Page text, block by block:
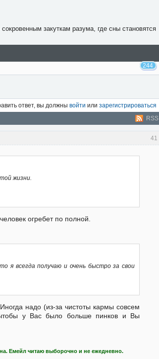
закуткам разума, где сны становятся
244
ответ, вы должны войти или зарегистрироваться
RSS
41
жизни.
огребет по полной.
я всегда получаю и очень быстро за свои
надо (из-за чистоты кармы совсем
чтобы у Вас было больше пинков и Вы
Емейл читаю выборочно и не ежедневно.